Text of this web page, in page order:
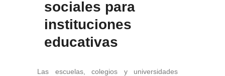
sociales para
instituciones
educativas
Las escuelas, colegios y universidades